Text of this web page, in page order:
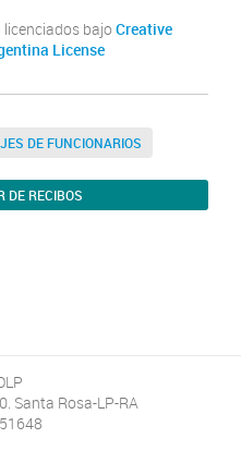
licenciados bajo Creative
License
DE FUNCIONARIOS
DE RECIBOS
Santa Rosa-LP-RA